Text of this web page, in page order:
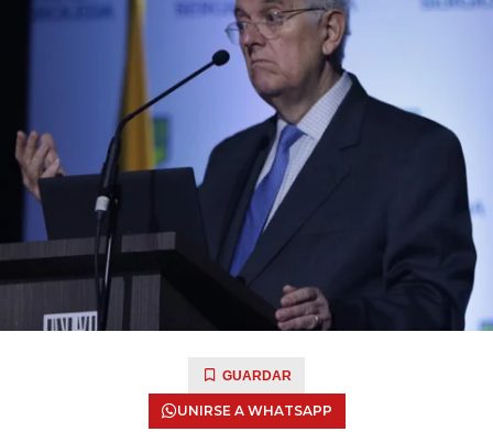
GUARDAR
UNIRSE A WHATSAPP